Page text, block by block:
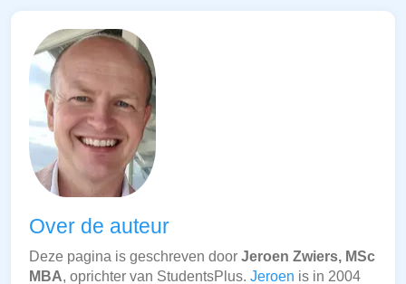
Over de auteur
Deze pagina is geschreven door Jeroen Zwiers, MSc
MBA, oprichter van StudentsPlus. Jeroen is in 2004